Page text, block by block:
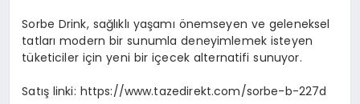
Sorbe Drink, sağlıklı yaşamı önemseyen ve geleneksel
tatları modern bir sunumla deneyimlemek isteyen
tüketiciler için yeni bir içecek alternatifi sunuyor.
Satış linki: https://www.tazedirekt.com/sorbe-b-227d